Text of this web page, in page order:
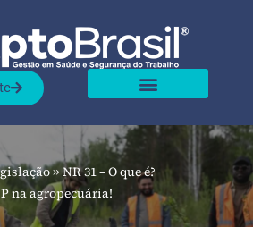
»NR 31 – O que é?
na agropecuária!